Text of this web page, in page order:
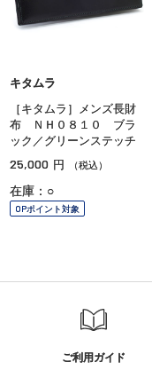
キタムラ
［キタムラ］メンズ長財
布 ＮＨ０８１０ ブラ
ック／グリーンステッチ
25,000 円 （税込）
在庫：○
OPポイント対象
ご利用ガイド